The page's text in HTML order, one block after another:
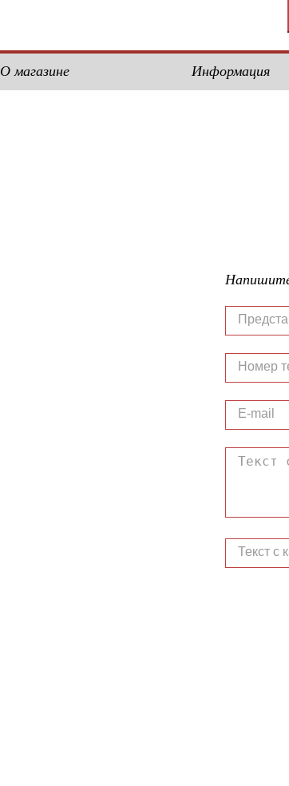
О магазине Информация